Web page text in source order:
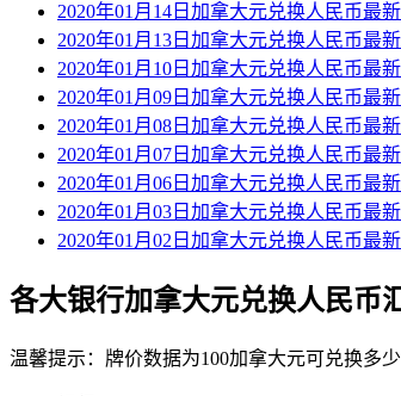
2020年01月14日加拿大元兑换人民币最
2020年01月13日加拿大元兑换人民币最
2020年01月10日加拿大元兑换人民币最
2020年01月09日加拿大元兑换人民币最
2020年01月08日加拿大元兑换人民币最
2020年01月07日加拿大元兑换人民币最
2020年01月06日加拿大元兑换人民币最
2020年01月03日加拿大元兑换人民币最
2020年01月02日加拿大元兑换人民币最
各大银行加拿大元兑换人民币
温馨提示：牌价数据为100加拿大元可兑换多